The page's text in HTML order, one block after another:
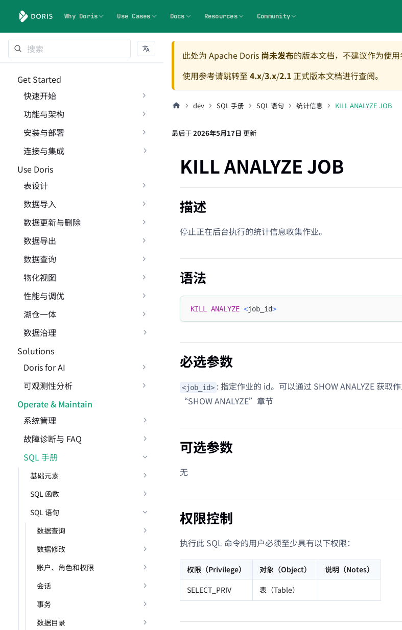
Why Doris Use Cases Docs Resources Community
Get Started
快速开始
功能与架构
安装与部署
连接与集成
Use Doris
表设计
数据导入
数据更新与删除
数据导出
数据查询
物化视图
性能与调优
湖仓一体
数据治理
Solutions
Doris for AI
可观测性分析
Operate & Maintain
系统管理
故障诊断与 FAQ
SQL 手册
基础元素
SQL 函数
SQL 语句
数据查询
数据修改
账户、角色和权限
会话
事务
数据目录
此处为 Apache Doris 尚未发布的版本文档，不建议作为使用
使用参考请跳转至 4.x/3.x/2.1正式版本文档进行查阅。
dev SQL 手册 SQL 语句 统计信息 KILL ANALYZE JOB
最后于2026年5月17日 更新
KILL ANALYZE JOB
描述
停止正在后台执行的统计信息收集作业。
语法
KILL ANALYZE <job_id>
必选参数
<job_id> : 指定作业的 id。可以通过 SHOW ANALYZE 获取
“SHOW ANALYZE”章节
可选参数
无
权限控制
执行此 SQL 命令的用户必须至少具有以下权限：
权限（Privilege） 对象（Object）
说明（Notes）
SELECT_PRIV
表（Table）